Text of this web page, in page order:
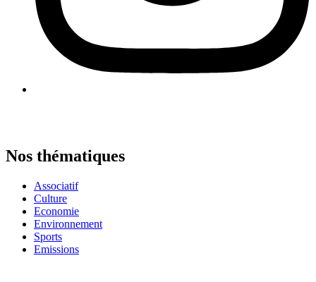
Nos thématiques
Associatif
Culture
Economie
Environnement
Sports
Emissions